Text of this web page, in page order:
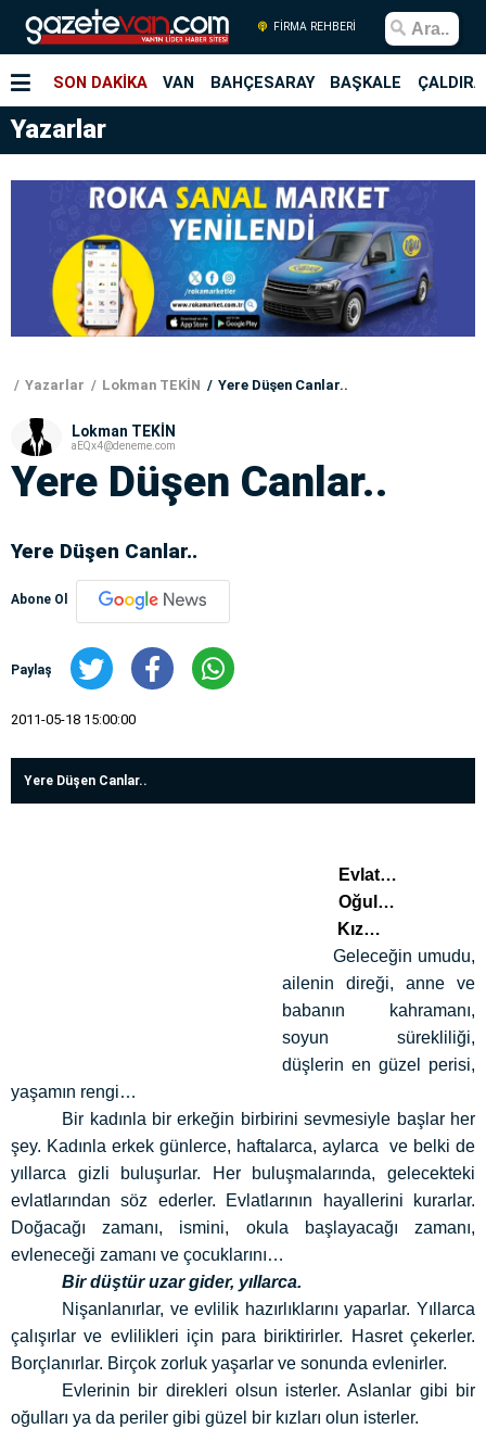
FİRMA REHBERİ
SON DAKİKA VAN BAHÇESARAY BAŞKALE
Yazarlar
Yazarlar Lokman TEKİN Yere Düşen Canlar..
Lokman TEKİN
aEQx4@deneme.com
Yere Düşen Canlar..
Yere Düşen Canlar..
Abone Ol
Paylaş
2011-05-18 15:00:00
Yere Düşen Canlar..
Evlat…
Oğul…
Kız…
Geleceğin umudu,
ailenin direği, anne ve
babanın kahramanı,
soyun sürekliliği,
düşlerin en güzel perisi,
yaşamın rengi…
Bir kadınla bir erkeğin birbirini sevmesiyle başlar her
şey. Kadınla erkek günlerce, haftalarca, aylarca ve belki de
yıllarca gizli buluşurlar. Her buluşmalarında, gelecekteki
evlatlarından söz ederler. Evlatlarının hayallerini kurarlar.
Doğacağı zamanı, ismini, okula başlayacağı zamanı,
evleneceği zamanı ve çocuklarını…
Bir düştür uzar gider, yıllarca.
Nişanlanırlar, ve evlilik hazırlıklarını yaparlar. Yıllarca
çalışırlar ve evlilikleri için para biriktirirler. Hasret çekerler.
Borçlanırlar. Birçok zorluk yaşarlar ve sonunda evlenirler.
Evlerinin bir direkleri olsun isterler. Aslanlar gibi bir
oğulları ya da periler gibi güzel bir kızları olun isterler.